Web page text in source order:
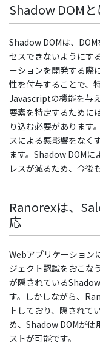
Shadow DOMと
Shadow DOMは、
セスできないようにす
ーションを開発する際
性を付与することで、
Javascriptの機能を与
要素を特定するために
り込む必要があります
スによる悪影響をなく
ます。Shadow DOMに
レスが減るため、今後
Ranorexは、
応
Webアプリケーション
ジェクト認識をおこな
が隠されている
す。しかしながら、
トしており、隠されて
め、Shadow DOMが
ストが可能です。